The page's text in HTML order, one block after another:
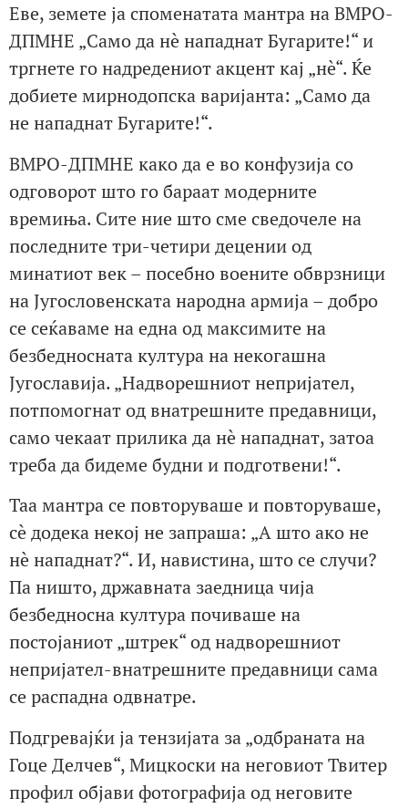
Еве, земете ја споменатата мантра на ВМРО-
ДПМНЕ „Само да нè нападнат Бугарите!“ и
тргнете го надредениот акцент кај „нè“. Ќе
добиете мирнодопска варијанта: „Само да
не нападнат Бугарите!“.
ВМРО-ДПМНЕ како да е во конфузија со
одговорот што го бараат модерните
времиња. Сите ние што сме сведочеле на
последните три-четири децении од
минатиот век – посебно воените обврзници
на Југословенската народна армија – добро
се сеќаваме на една од максимите на
безбедносната култура на некогашна
Југославија. „Надворешниот непријател,
потпомогнат од внатрешните предавници,
само чекаат прилика да нè нападнат, затоа
треба да бидеме будни и подготвени!“.
Таа мантра се повторуваше и повторуваше,
сè додека некој не запраша: „А што ако не
нè нападнат?“. И, навистина, што се случи?
Па ништо, државната заедница чија
безбедносна култура почиваше на
постојаниот „штрек“ од надворешниот
непријател-внатрешните предавници сама
се распадна одвнатре.
Подгревајќи ја тензијата за „одбраната на
Гоце Делчев“, Мицкоски на неговиот Твитер
профил објави фотографија од неговите